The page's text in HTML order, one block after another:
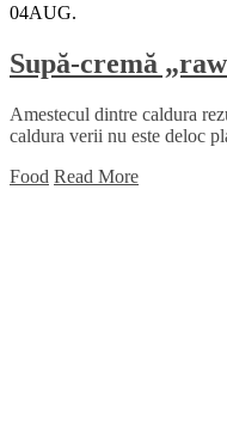
04AUG.
Supă-cremă
Amestecul dintre caldura
caldura verii nu este deloc
Food Read More